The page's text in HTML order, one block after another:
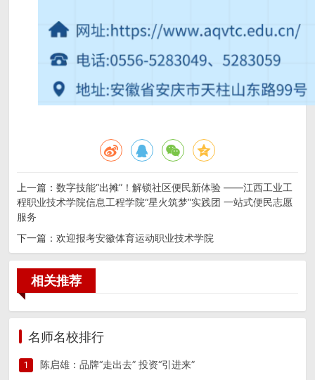
上一篇：数字技能“出摊”！解锁社区便民新体验 ——江西工业工
程职业技术学院信息工程学院“星火筑梦”实践团 一站式便民志愿
服务
下一篇：欢迎报考安徽体育运动职业技术学院
相关推荐
名师名校排行
1 陈启雄：品牌“走出去” 投资“引进来”